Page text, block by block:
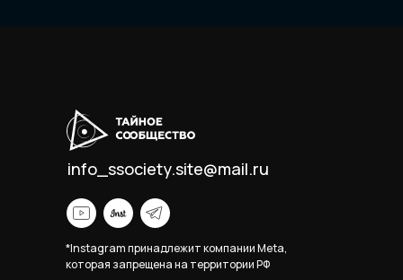
info_ssociety.site@mail.ru
*Instagram принадлежит компании Meta,
которая запрещена на территории РФ